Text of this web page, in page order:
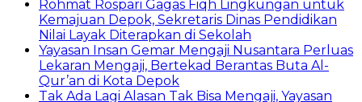
Rohmat Rospari Gagas Fiqh Lingkungan untuk
Kemajuan Depok, Sekretaris Dinas Pendidikan
Nilai Layak Diterapkan di Sekolah
Yayasan Insan Gemar Mengaji Nusantara Perluas
Lekaran Mengaji, Bertekad Berantas Buta Al-
Qur’an di Kota Depok
Tak Ada Lagi Alasan Tak Bisa Mengaji, Yayasan